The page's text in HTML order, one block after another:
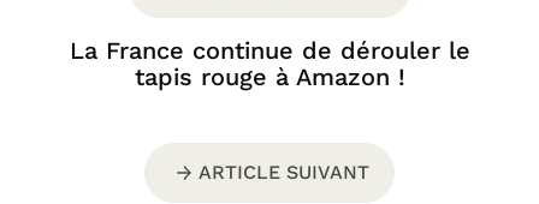
La France continue de dérouler le
tapis rouge à Amazon !
ARTICLE SUIVANT